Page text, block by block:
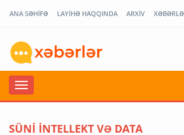
ANA SƏHİFƏ LAYİHƏ HAQQINDA ARXİV
SÜNİ İNTELLEKT VƏ DATA